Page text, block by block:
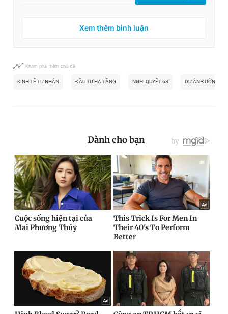
Xem thêm bình luận
Khám phá thêm chủ đề
KINH TẾ TƯ NHÂN ĐẦU TƯ HẠ TẦNG NGHỊ QUYẾT 68 DỰ ÁN ĐƯỜNG